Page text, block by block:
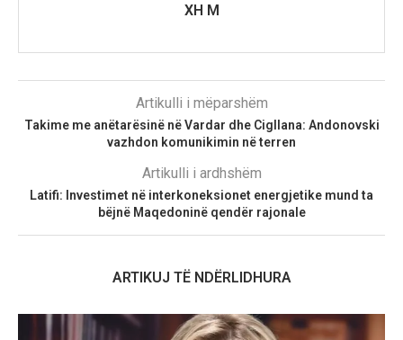
XH M
Artikulli i mëparshëm
Takime me anëtarësinë në Vardar dhe Cigllana: Andonovski
vazhdon komunikimin në terren
Artikulli i ardhshëm
Latifi: Investimet në interkoneksionet energjetike mund ta
bëjnë Maqedoninë qendër rajonale
ARTIKUJ TË NDËRLIDHURA